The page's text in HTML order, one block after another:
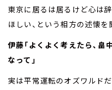
東京に居るは居るけど心は
ほしい、という相方の述懐を
伊藤「よくよく考えたら、
なって」
実は平常運転のオズワルド